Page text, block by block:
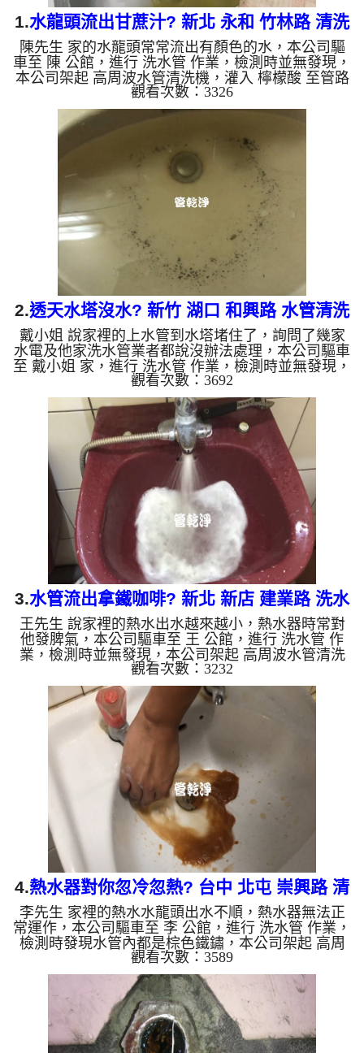
1.水龍頭流出甘蔗汁? 新北 永和 竹林路 清洗
水管
陳先生 家的水龍頭常常流出有顏色的水，本公司驅
車至 陳 公館，進行 洗水管 作業，檢測時並無發現，
本公司架起 高周波水管清洗機，灌入 檸檬酸 至管路
裡面，等了約15分，開啟 水管清洗機 ，啟動 螺旋
波 模式，一開始就洗出棕色水，越洗就越髒顏色就
越深，最後變成棕綠色，看起來跟甘蔗汁一樣，如下
影片，兩個多小時後，出水變乾淨出水量也變大了!!
如是自來水，如水管老化，會產生鐵鏽跟泥沙堆積，
洗出來的水就會是咖啡色，地下水含有氧化錳，管壁
上會結成黑色管垢，洗出來的水會跟石油一樣黑，有
些洗出綠色的水，...
觀看次數：3326
2.透天水塔沒水? 新竹 湖口 和興路 水管清洗
戴小姐 說家裡的上水管到水塔堵住了，詢問了幾家
水電及他家洗水管業者都說沒辦法處理，本公司驅車
至 戴小姐 家，進行 洗水管 作業，檢測時並無發現，
本公司架起 高周波水管清洗機，灌入 檸檬酸 至管路
裡面，等了約15分，開啟 水管清洗機 ，啟動 螺旋
波 模式，上水管一下就洗通了，水能正常到頂樓水
塔裡後，戴小姐要我們順便洗水塔，水塔內都是淤
泥，洗完水塔清洗室內水管，水管內狀況跟水塔一樣
都是泥，如下圖片影片，三個多小時後，管路清洗乾
淨能正常用水了!! 如是自來水，如水管老化，會產生
鐵鏽跟泥沙堆積，洗...
觀看次數：3692
3.水管流出拿鐵咖啡? 新北 新店 建業路 洗水
管
王先生 說家裡的熱水出水越來越小，熱水器時常對
他發脾氣，本公司驅車至 王 公館，進行 洗水管 作
業，檢測時並無發現，本公司架起 高周波水管清洗
機，灌入 檸檬酸 至管路裡面，等了約15分，開啟 水
管清洗機 ，啟動 螺旋波 模式，冷水一洗就是白色泡
沫髒水，沒多久就洗出棕色鐵鏽水，看起來與咖啡一
樣，如下圖片影片，兩個多小時後，管路變乾淨出水
量也恢復了!! 如是自來水，如水管老化，會產生鐵鏽
跟泥沙堆積，洗出來的水就會是咖啡色，地下水含有
氧化錳，管壁上會結成黑色管垢，洗出來的水會跟石
油一樣黑，有些洗...
觀看次數：3232
4.熱水器對你忽冷忽熱? 台中 北屯 崇興路 清
洗水管
李先生 家裡的熱水水龍頭出水不順，熱水器無法正
常運作，本公司驅車至 李 公館，進行 洗水管 作業，
檢測時發現水管內都是棕色鐵鏽，本公司架起 高周
波水管清洗機，灌入 檸檬酸 至管路裡面，等了約15
分，開啟 水管清洗機 ，啟動 螺旋波 模式，冷水一洗
就是黃色髒水，熱水就洗出棕色鐵鏽水，看起來與咖
啡一樣，如下圖片影片，兩個多小時後，管路清洗乾
淨出水量也恢復了!! 如是自來水，如水管老化，會產
生鐵鏽跟泥沙堆積，洗出來的水就會是咖啡色，地下
觀看次數：3589